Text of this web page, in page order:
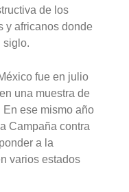
de los
y africanos donde
siglo.
fue en julio
una muestra de
ese mismo año
Campaña contra
a la
varios estados